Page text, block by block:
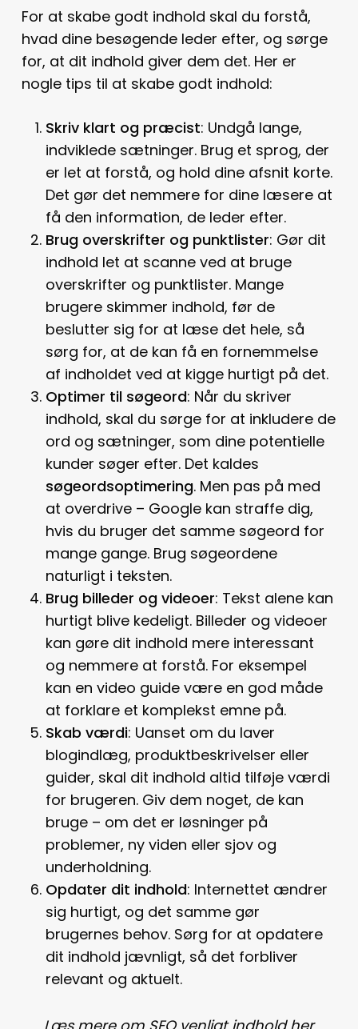
For at skabe godt indhold skal du forstå,
hvad dine besøgende leder efter, og sørge
for, at dit indhold giver dem det. Her er
nogle tips til at skabe godt indhold:
Skriv klart og præcist: Undgå lange,
indviklede sætninger. Brug et sprog, der
er let at forstå, og hold dine afsnit korte.
Det gør det nemmere for dine læsere at
få den information, de leder efter.
Brug overskrifter og punktlister: Gør dit
indhold let at scanne ved at bruge
overskrifter og punktlister. Mange
brugere skimmer indhold, før de
beslutter sig for at læse det hele, så
sørg for, at de kan få en fornemmelse
af indholdet ved at kigge hurtigt på det.
Optimer til søgeord: Når du skriver
indhold, skal du sørge for at inkludere de
ord og sætninger, som dine potentielle
kunder søger efter. Det kaldes
søgeordsoptimering. Men pas på med
at overdrive – Google kan straffe dig,
hvis du bruger det samme søgeord for
mange gange. Brug søgeordene
naturligt i teksten.
Brug billeder og videoer: Tekst alene kan
hurtigt blive kedeligt. Billeder og videoer
kan gøre dit indhold mere interessant
og nemmere at forstå. For eksempel
kan en video guide være en god måde
at forklare et komplekst emne på.
Skab værdi: Uanset om du laver
blogindlæg, produktbeskrivelser eller
guider, skal dit indhold altid tilføje værdi
for brugeren. Giv dem noget, de kan
bruge – om det er løsninger på
problemer, ny viden eller sjov og
underholdning.
Opdater dit indhold: Internettet ændrer
sig hurtigt, og det samme gør
brugernes behov. Sørg for at opdatere
dit indhold jævnligt, så det forbliver
relevant og aktuelt.